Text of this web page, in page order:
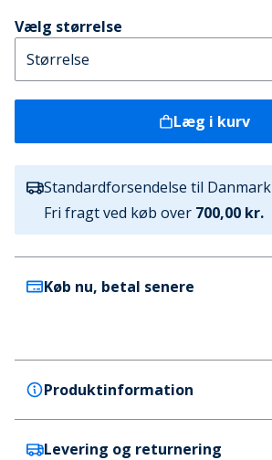
Vælg størrelse
Læg i kurv
Standardforsendelse til Danmark
Fri fragt ved køb over 700,00 kr.
Køb nu, betal senere
Produktinformation
Brave Soul
Levering og returnering